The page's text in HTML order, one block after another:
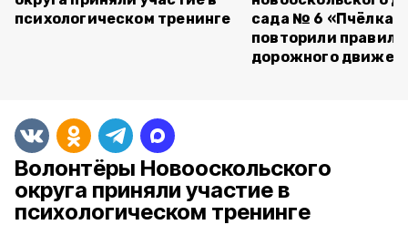
психологическом тренинге
сада № 6 «Пчёлка»
повторили правила
дорожного
Волонтёры Новооскольского
округа приняли участие в
психологическом тренинге